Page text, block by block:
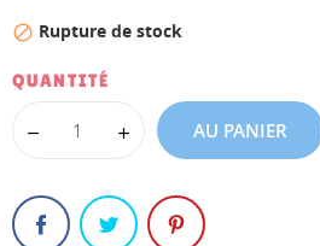
 Rupture de stock
QUANTITÉ
AU PANIER